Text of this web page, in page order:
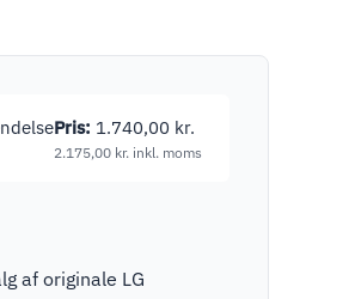
Pris: 1.740,00 kr.
2.175,00 kr. inkl. moms
af originale LG